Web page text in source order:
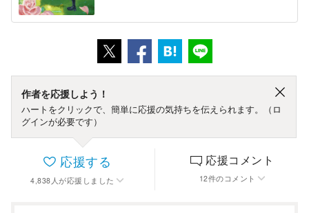
作者を応援しよう！
ハートをクリックで、簡単に応援の気持ちを伝えられます。（ロ
グインが必要です）
応援する
4,838 人が応援しました
応援コメント
12件のコメント